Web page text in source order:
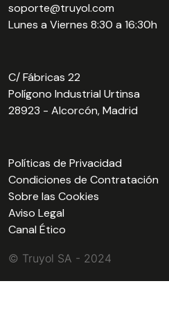
soporte@truyol.com
Lunes a Viernes 8:30 a 16:30h
C/ Fábricas 22
Polígono Industrial Urtinsa
28923 - Alcorcón, Madrid
Políticas de Privacidad
Condiciones de Contratación
Sobre las Cookies
Aviso Legal
Canal Ético
© Truyol SA - 2024